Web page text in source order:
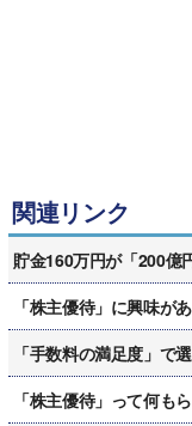
関連リンク
貯金160万円が「200
「株主優待」に興味
「手数料の満足度」で
「株主優待」って何